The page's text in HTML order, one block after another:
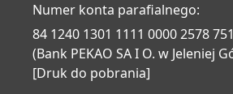
Numer konta parafialnego:
84 1240 1301 1111 0000 2578
(Bank PEKAO SA I O. w Jeleniej
[Druk do pobrania]